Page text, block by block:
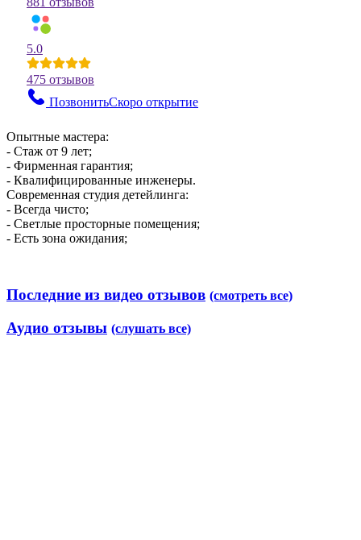
5.0
475 отзывов
ПозвонитьСкоро открытие
Опытные мастера:
- Стаж от 9 лет;
- Фирменная гарантия;
- Квалифицированные инженеры.
Современная студия детейлинга:
- Всегда чисто;
- Светлые просторные помещения;
- Есть зона ожидания;
Последние из видео отзывов (смотреть все)
Аудио отзывы (слушать все)